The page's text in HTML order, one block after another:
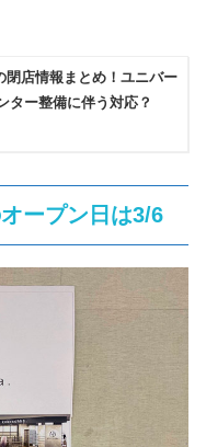
閉店情報まとめ！ユニバー
ター整備に伴う対応？
ープン日は3/6